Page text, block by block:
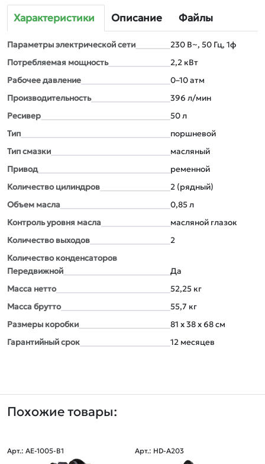
Характеристики Описание Файлы
Параметры электрической сети
230 В~, 50 Гц, 1ф
Потребляемая мощность
2,2 кВт
Рабочее давление
0–10 атм
Производительность
396 л/мин
Ресивер
50 л
Тип
поршневой
Тип смазки
масляный
Привод
ременной
Количество цилиндров
2 (рядный)
Объем масла
0,85 л
Контроль уровня масла
масляной глазок
Количество выxодов
2
Количество конденсаторов
Передвижной
Да
Масса нетто
52,25 кг
Масса брутто
55,7 кг
Размеры коробки
81 x 38 x 68 см
Гарантийный срок
12 месяцев
Похожие товары:
Арт.: AE-1005-B1 Арт.: HD-A203